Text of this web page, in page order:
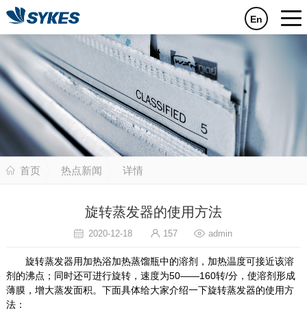
En
首页 热点新闻 详情
旋转蒸发器的使用方法
2020-12-18 157 admin
旋转蒸发器用加热浴加热蒸馏瓶中的溶剂，加热温度可接近该溶
剂的沸点；同时还可进行旋转，速度为50——160转/分，使溶剂形成
薄膜，增大蒸发面积。下面具体给大家介绍一下旋转蒸发器的使用方
法：